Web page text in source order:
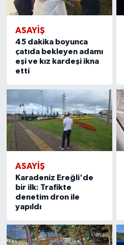
ASAYIŞ
45 dakika boyunca
çatıda bekleyen adamı
eşi ve kız kardeşi ikna
etti
ASAYIŞ
Karadeniz Ereğli'de
bir ilk: Trafikte
denetim dron ile
yapıldı